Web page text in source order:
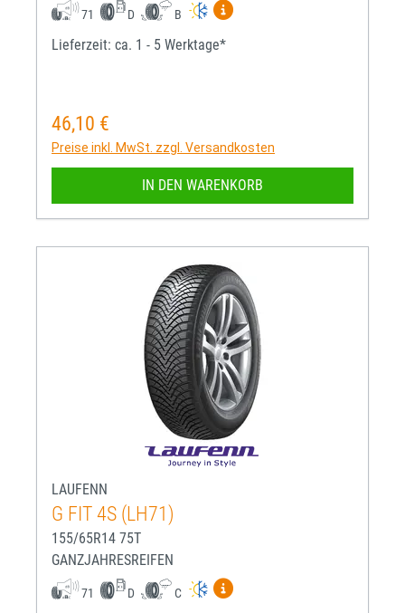
71 D B
Mehr Informationen zum
Lieferzeit: ca. 1 - 5 Werktage*
Regulärer Preis:
46,10 €
Preise inkl. MwSt. zzgl. Versandkosten
IN DEN WARENKORB
LAUFENN
G FIT 4S (LH71)
155/65R14 75T
GANZJAHRESREIFEN
71 D C
Mehr Informationen zum